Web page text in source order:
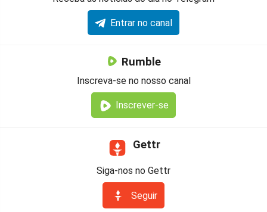
Entrar no canal
Rumble
Inscreva-se no nosso canal
Inscrever-se
Gettr
Siga-nos no Gettr
Seguir